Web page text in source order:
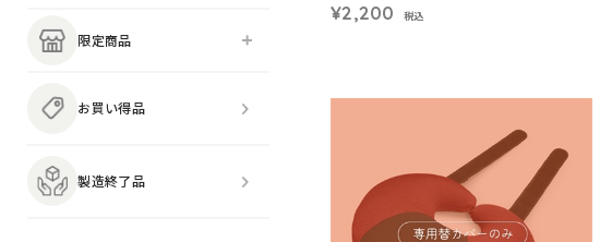
¥2,200 税込
限定商品
お買い得品
製造終了品